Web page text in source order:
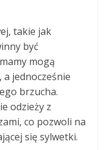
takie jak
być
mogą
a jednocześnie
brzucha.
odzieży z
co pozwoli na
się sylwetki.